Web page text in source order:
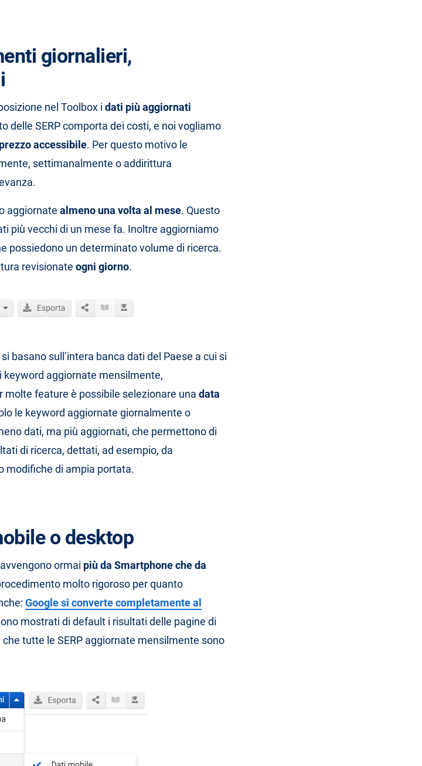
giornalieri,
nel Toolbox i dati più aggiornati
delle SERP comporta dei costi, e noi vogliamo
prezzo accessibile. Per questo motivo le
settimanalmente o addirittura
aggiornate almeno una volta al mese. Questo
più vecchi di un mese fa. Inoltre aggiorniamo
possiedono un determinato volume di ricerca.
revisionate ogni giorno.
basano sull’intera banca dati del Paese a cui si
keyword aggiornate mensilmente,
feature è possibile selezionare una data
le keyword aggiornate giornalmente o
dati, ma più aggiornati, che permettono di
di ricerca, dettati, ad esempio, da
modifiche di ampia portata.
o desktop
ormai più da Smartphone che da
molto rigoroso per quanto
Google si converte completamente al
mostrati di default i risultati delle pagine di
tutte le SERP aggiornate mensilmente sono